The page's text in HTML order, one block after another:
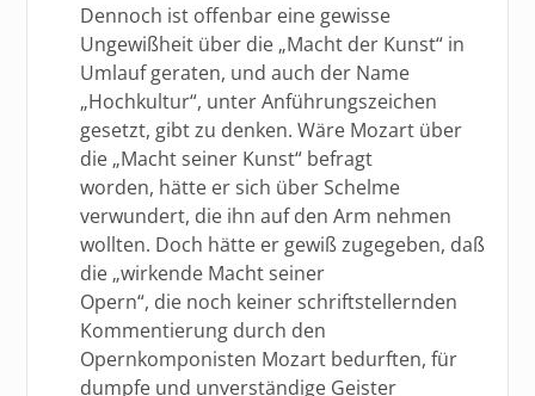
Dennoch ist offenbar eine gewisse
Ungewißheit über die „Macht der Kunst“ in
Umlauf geraten, und auch der Name
„Hochkultur“, unter Anführungszeichen
gesetzt, gibt zu denken. Wäre Mozart über
die „Macht seiner Kunst“ befragt
worden, hätte er sich über Schelme
verwundert, die ihn auf den Arm nehmen
wollten. Doch hätte er gewiß zugegeben, daß
die „wirkende Macht seiner
Opern“, die noch keiner schriftstellernden
Kommentierung durch den
Opernkomponisten Mozart bedurften, für
dumpfe und unverständige Geister